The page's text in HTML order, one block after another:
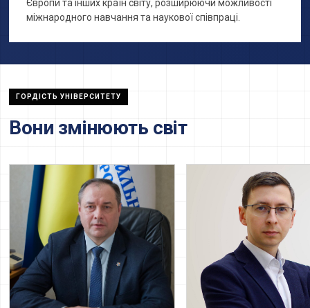
Європи та інших країн світу, розширюючи можливості
міжнародного навчання та наукової співпраці.
ГОРДІСТЬ УНІВЕРСИТЕТУ
Вони змінюють світ